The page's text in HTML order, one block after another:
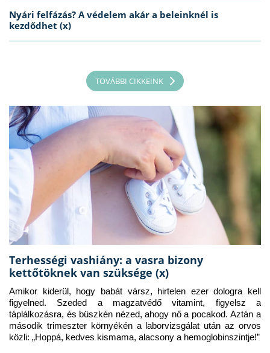
Nyári felfázás? A védelem akár a beleinknél is
kezdődhet (x)
TOVÁBBI CIKKEINK
Terhességi vashiány: a vasra bizony
kettőtöknek van szüksége (x)
Amikor kiderül, hogy babát vársz, hirtelen ezer dologra kell
figyelned. Szeded a magzatvédő vitamint, figyelsz a
táplálkozásra, és büszkén nézed, ahogy nő a pocakod. Aztán a
második trimeszter környékén a laborvizsgálat után az orvos
közli: „Hoppá, kedves kismama, alacsony a hemoglobinszintje!”